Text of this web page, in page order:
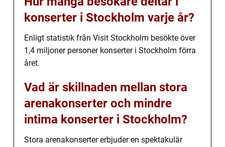
konserter i Stockholm varje år?
Enligt statistik från Visit Stockholm besökte över
1,4 miljoner personer konserter i Stockholm förra
året.
Vad är skillnaden mellan stora
arenakonserter och mindre
intima konserter i Stockholm?
Stora arenakonserter erbjuder en spektakulär